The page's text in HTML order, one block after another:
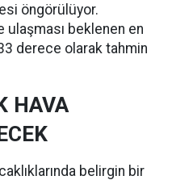
öngörülüyor.
beklenen en
derece olarak tahmin
HAVA
belirgin bir